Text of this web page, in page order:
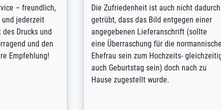
mit der
aus dem 1.
ein
habe ich bei
Auswahl der
Hervorragende Qualität. Man kann sich
vieles anpassen lassen, wie z.B.:
Randentfernung, Farbe, Helligkeit,
Kontrast und Weiteres. Sehr freundliche
Kontaktperson per Mail. Das Bild (ein
Kunstdruck) wurde sehr gut verpackt -
sehr starke Papprolle mit Plastikdeckeln